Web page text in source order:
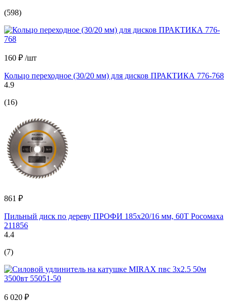
(598)
160 ₽ /шт
Кольцо переходное (30/20 мм) для дисков ПРАКТИКА 776-768
4.9
(16)
861 ₽
Пильный диск по дереву ПРОФИ 185х20/16 мм, 60Т Росомаха
211856
4.4
(7)
6 020 ₽